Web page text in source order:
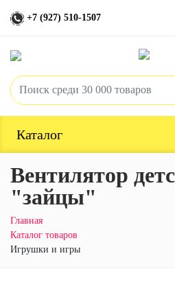
+7 (927) 510-1507
Каталог
Вентилятор
"зайцы"
Главная
Каталог товаров
Игрушки и игры